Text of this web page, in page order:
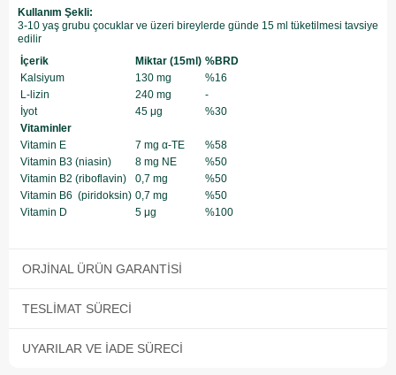
Kullanım Şekli:
3-10 yaş grubu çocuklar ve üzeri bireylerde günde 15 ml tüketilmesi tavsiye
edilir
İçerik
Miktar (15ml) %BRD
Kalsiyum
130 mg
%16
L-lizin
240 mg​
-
İyot
45 μg
%30​
Vitaminler
Vitamin E
7 mg α-TE
%58
Vitamin B3​ (niasin)
8 mg NE​
%50​
Vitamin B2 ​(riboflavin)
0,7 mg
%50
Vitamin B6 ​ (piridoksin) 0,7 mg
%50
Vitamin D​
5 μg​ %100
ORJINAL ÜRÜN GARANTISI
TESLIMAT SÜRECI
UYARILAR VE İADE SÜRECI